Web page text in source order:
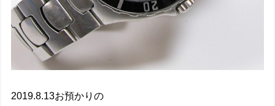
2019.8.13お預かりの